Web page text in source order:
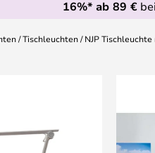
16%* ab 89 €
Tischleuchten NJP